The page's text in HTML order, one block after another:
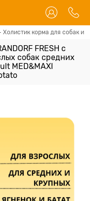
корма для собак и
FRESH с
собак средних
MED&MAXI